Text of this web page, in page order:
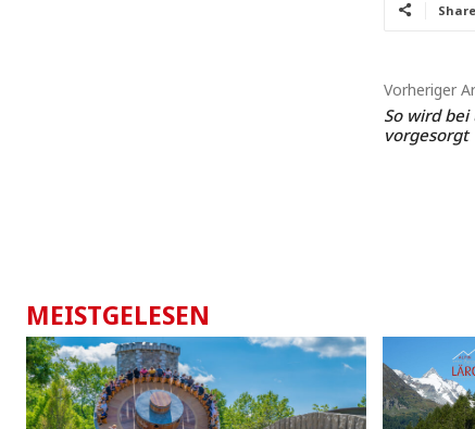
Share
Vorheriger
So wird
vorgesorgt
MEISTGELESEN